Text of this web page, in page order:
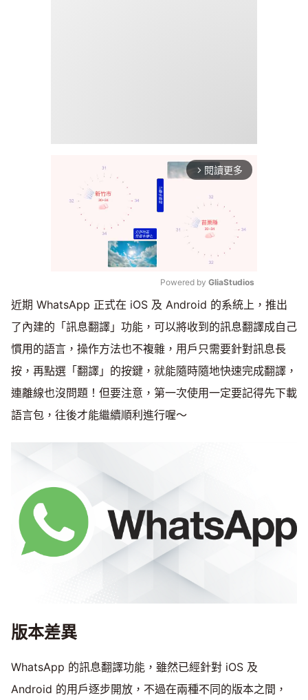
arrow_forward_ios 閱讀更多
Mute
Powered by GliaStudios
近期 WhatsApp 正式在 iOS 及 Android 的系統上，推出
了內建的「訊息翻譯」功能，可以將收到的訊息翻譯成自己
慣用的語言，操作方法也不複雜，用戶只需要針對訊息長
按，再點選「翻譯」的按鍵，就能隨時隨地快速完成翻譯，
連離線也沒問題！但要注意，第一次使用一定要記得先下載
語言包，往後才能繼續順利進行喔～
版本差異
WhatsApp 的訊息翻譯功能，雖然已經針對 iOS 及
Android 的用戶逐步開放，不過在兩種不同的版本之間，